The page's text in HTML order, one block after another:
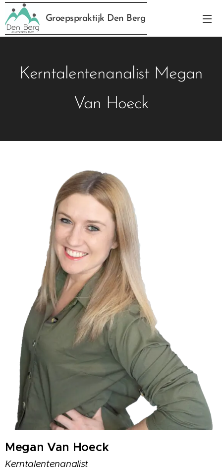
Groepspraktijk Den Berg
Kerntalentenanalist Megan
Van Hoeck
Megan Van Hoeck
Kerntalentenanalist